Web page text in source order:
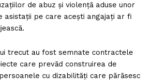
de abuz și violență aduse unor
asistații pe care acești angajați ar fi
trecut au fost semnate contractele
care prevăd construirea de
cu dizabilități care părăsesc